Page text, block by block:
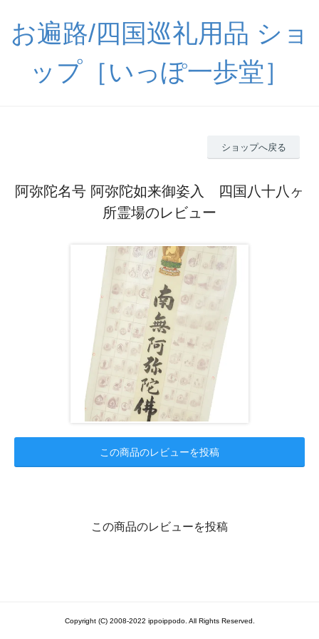
お遍路/四国巡礼用品 ショ
ップ［いっぽ一歩堂］
ショップへ戻る
阿弥陀名号 阿弥陀如来御姿入 四国八十八ヶ
所霊場のレビュー
この商品のレビューを投稿
この商品のレビューを投稿
Copyright (C) 2008-2022 ippoippodo. All Rights Reserved.